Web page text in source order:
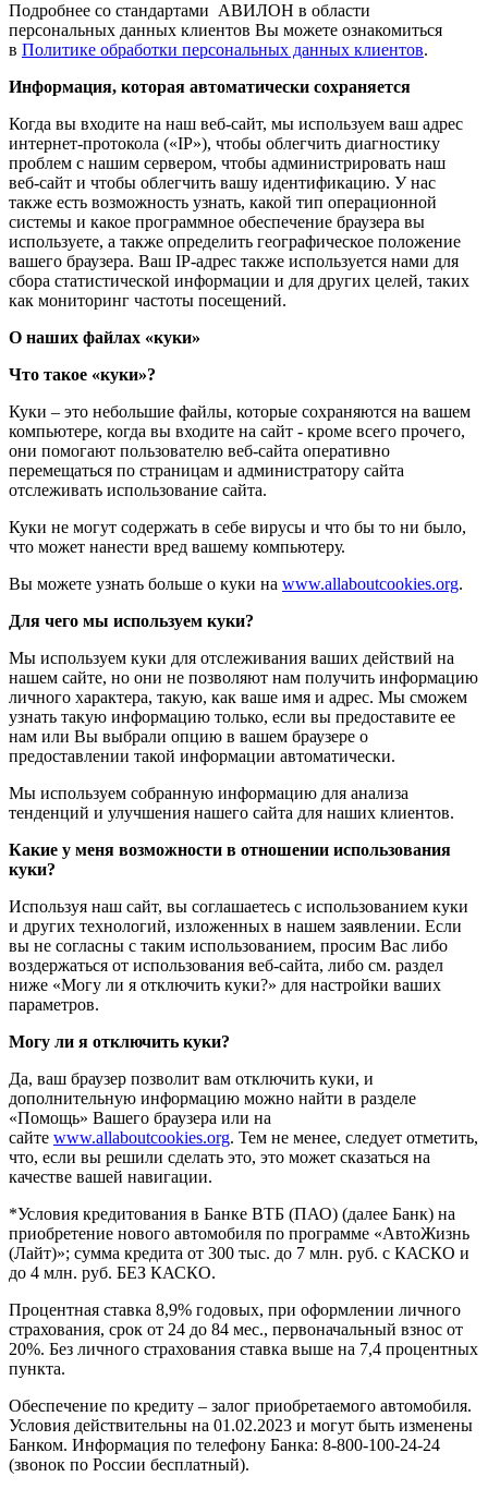
Подробнее со стандартами АВИЛОН в области
персональных данных клиентов Вы можете ознакомиться
в Политике обработки персональных данных клиентов.
Информация, которая автоматически сохраняется
Когда вы входите на наш веб-сайт, мы используем ваш адрес
интернет-протокола («IP»), чтобы облегчить диагностику
проблем с нашим сервером, чтобы администрировать наш
веб-сайт и чтобы облегчить вашу идентификацию. У нас
также есть возможность узнать, какой тип операционной
системы и какое программное обеспечение браузера вы
используете, а также определить географическое положение
вашего браузера. Ваш IP-адрес также используется нами для
сбора статистической информации и для других целей, таких
как мониторинг частоты посещений.
О наших файлах «куки»
Что такое «куки»?
Куки – это небольшие файлы, которые сохраняются на вашем
компьютере, когда вы входите на сайт - кроме всего прочего,
они помогают пользователю веб-сайта оперативно
перемещаться по страницам и администратору сайта
отслеживать использование сайта.
Куки не могут содержать в себе вирусы и что бы то ни было,
что может нанести вред вашему компьютеру.
Вы можете узнать больше о куки на www.allaboutcookies.org.
Для чего мы используем куки?
Мы используем куки для отслеживания ваших действий на
нашем сайте, но они не позволяют нам получить информацию
личного характера, такую, как ваше имя и адрес. Мы сможем
узнать такую информацию только, если вы предоставите ее
нам или Вы выбрали опцию в вашем браузере о
предоставлении такой информации автоматически.
Мы используем собранную информацию для анализа
тенденций и улучшения нашего сайта для наших клиентов.
Какие у меня возможности в отношении использования
куки?
Используя наш сайт, вы соглашаетесь с использованием куки
и других технологий, изложенных в нашем заявлении. Если
вы не согласны с таким использованием, просим Вас либо
воздержаться от использования веб-сайта, либо см. раздел
ниже «Могу ли я отключить куки?» для настройки ваших
параметров.
Могу ли я отключить куки?
Да, ваш браузер позволит вам отключить куки, и
дополнительную информацию можно найти в разделе
«Помощь» Вашего браузера или на
сайте www.allaboutcookies.org. Тем не менее, следует отметить,
что, если вы решили сделать это, это может сказаться на
качестве вашей навигации.
*Условия кредитования в Банке ВТБ (ПАО) (далее Банк) на
приобретение нового автомобиля по программе «АвтоЖизнь
(Лайт)»; сумма кредита от 300 тыс. до 7 млн. руб. с КАСКО и
до 4 млн. руб. БЕЗ КАСКО.
Процентная ставка 8,9% годовых, при оформлении личного
страхования, срок от 24 до 84 мес., первоначальный взнос от
20%. Без личного страхования ставка выше на 7,4 процентных
пункта.
Обеспечение по кредиту – залог приобретаемого автомобиля.
Условия действительны на 01.02.2023 и могут быть изменены
Банком. Информация по телефону Банка: 8-800-100-24-24
(звонок по России бесплатный).